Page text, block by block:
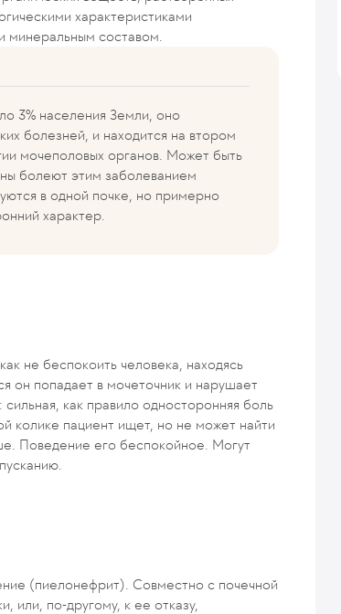
характеристиками
минеральным составом.
3% населения Земли, оно
болезней, и находится на втором
мочеполовых органов. Может быть
болеют этим заболеванием
в одной почке, но примерно
характер.
не беспокоить человека, находясь
он попадает в мочеточник и нарушает
как правило односторонняя боль
колике пациент ищет, но не может найти
Поведение его беспокойное. Могут
(пиелонефрит). Совместно с почечной
или, по-другому, к ее отказу,